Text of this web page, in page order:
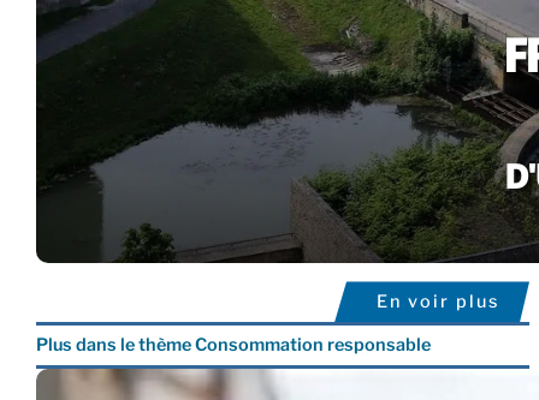
En voir plus
Plus dans le thème Consommation responsable